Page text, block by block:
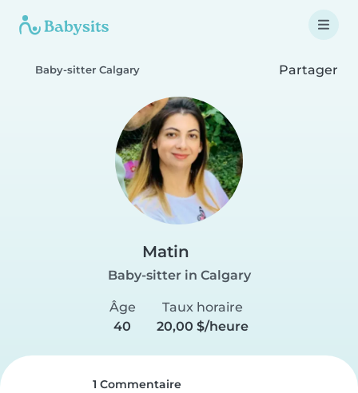
Baby-sitter Calgary Partager
Matin
Baby-sitter in Calgary
Âge
40
Taux horaire
20,00 $/heure
1 Commentaire